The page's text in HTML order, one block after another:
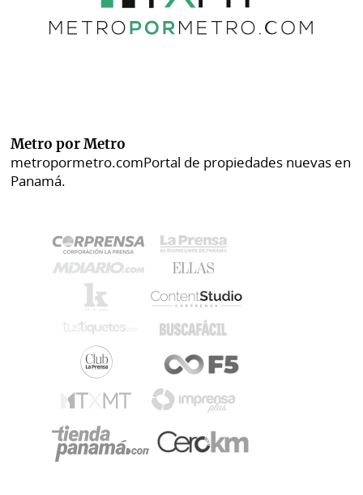
Metro por Metro
metropormetro.comPortal de propiedades nuevas en
Panamá.